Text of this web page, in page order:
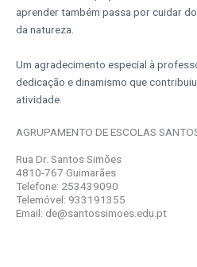
aprender também passa por cuidar
da natureza.
Um agradecimento especial à
dedicação e dinamismo que
atividade.
AGRUPAMENTO DE ESCOLAS
Rua Dr. Santos Simões
4810-767 Guimarães
Telefone: 253439090
Telemóvel: 933191355
Email: de@santossimoes.edu.pt